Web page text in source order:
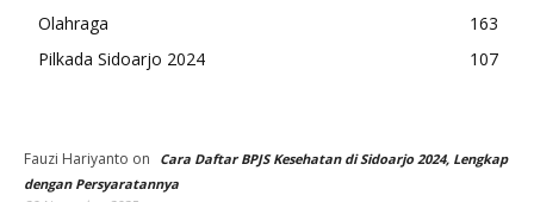
Olahraga
163
Pilkada Sidoarjo 2024
107
Fauzi Hariyanto on
Cara Daftar BPJS Kesehatan di Sidoarjo 2024, Lengkap
dengan Persyaratannya